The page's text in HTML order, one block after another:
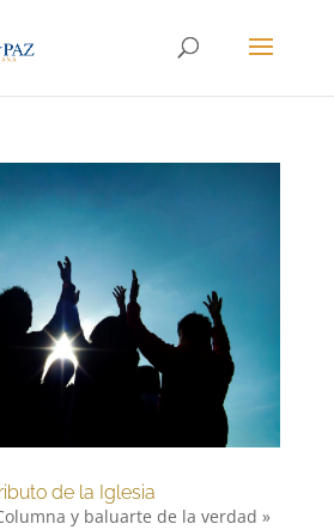
de la Iglesia
y baluarte de la verdad »